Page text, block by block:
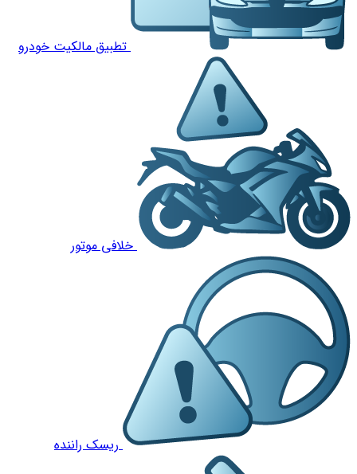
تطبیق مالکیت خودرو
خلافی موتور
ریسک راننده